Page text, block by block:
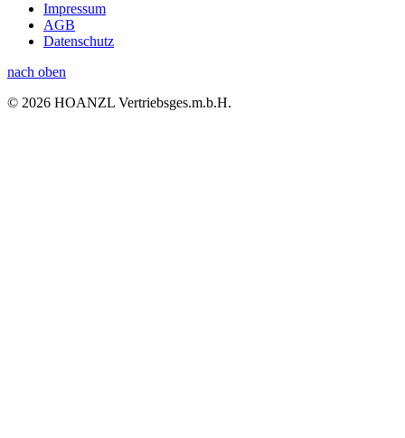
Impressum
AGB
Datenschutz
nach oben
© 2026 HOANZL Vertriebsges.m.b.H.